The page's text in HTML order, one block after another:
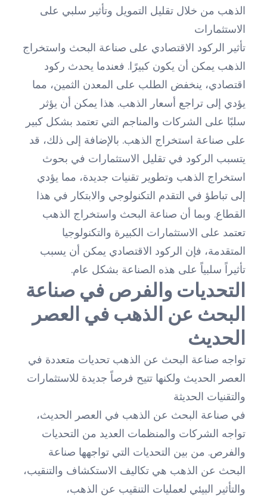
الذهب من خلال تقليل التمويل وتأثير سلبي على
الاستثمارات
تأثير الركود الاقتصادي على صناعة البحث واستخراج
الذهب يمكن أن يكون كبيرًا. فعندما يحدث ركود
اقتصادي، ينخفض الطلب على المعدن الثمين، مما
يؤدي إلى تراجع أسعار الذهب. هذا يمكن أن يؤثر
سلبًا على الشركات والمناجم التي تعتمد بشكل كبير
على صناعة استخراج الذهب. بالإضافة إلى ذلك، قد
يتسبب الركود في تقليل الاستثمارات في بحوث
استخراج الذهب وتطوير تقنيات جديدة، مما يؤدي
إلى تباطؤ في التقدم التكنولوجي والابتكار في هذا
القطاع. وبما أن صناعة البحث واستخراج الذهب
تعتمد على الاستثمارات الكبيرة والتكنولوجيا
المتقدمة، فإن الركود الاقتصادي يمكن أن يسبب
تأثيراً سلبياً على هذه الصناعة بشكل عام.
التحديات والفرص في صناعة
البحث عن الذهب في العصر
الحديث
تواجه صناعة البحث عن الذهب تحديات متعددة في
العصر الحديث ولكنها تتيح فرصاً جديدة للاستثمارات
والتقنيات الحديثة
في صناعة البحث عن الذهب في العصر الحديث،
تواجه الشركات والمنظمات العديد من التحديات
والفرص. من بين التحديات التي تواجهها صناعة
البحث عن الذهب هي تكاليف الاستكشاف والتنقيب،
والتأثير البيئي لعمليات التنقيب عن الذهب،